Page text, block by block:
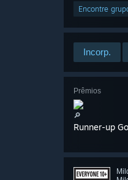
Encontre
Incorp.
Prêmios
🔎
Runner-up